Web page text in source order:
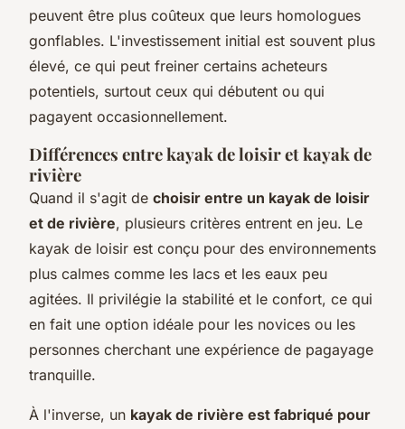
peuvent être plus coûteux que leurs homologues
gonflables. L'investissement initial est souvent plus
élevé, ce qui peut freiner certains acheteurs
potentiels, surtout ceux qui débutent ou qui
pagayent occasionnellement.
Différences entre kayak de loisir et kayak de
rivière
Quand il s'agit de choisir entre un kayak de loisir
et de rivière, plusieurs critères entrent en jeu. Le
kayak de loisir est conçu pour des environnements
plus calmes comme les lacs et les eaux peu
agitées. Il privilégie la stabilité et le confort, ce qui
en fait une option idéale pour les novices ou les
personnes cherchant une expérience de pagayage
tranquille.
À l'inverse, un kayak de rivière est fabriqué pour